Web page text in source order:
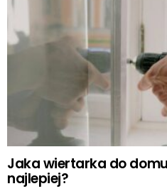
Jaka wiertarka do
najlepiej?